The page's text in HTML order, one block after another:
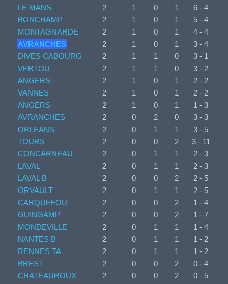
LE MANS
2 1 0 1
6 - 4
BONCHAMP
2 1 0 1
5 - 4
MONTAGNARDE
2 1 0 1
4 - 4
AVRANCHES
2 1 0 1
3 - 4
DIVES CABOURG
2 1 1 0
3 - 1
VERTOU
2 1 1 0
3 - 2
ANGERS
2 1 0 1
2 - 2
VANNES
2 1 0 1
2 - 2
ANGERS
2 1 0 1
1 - 3
AVRANCHES
2 0 2 0
3 - 3
ORLEANS
2 0 1 1
3 - 5
TOURS
2 0 0 2
3 - 11
CONCARNEAU
2 0 1 1
2 - 3
LAVAL
2 0 1 1
2 - 3
LAVAL B
2 0 0 2
2 - 5
ORVAULT
2 0 1 1
2 - 5
CARQUEFOU
2 0 0 2
1 - 4
GUINGAMP
2 0 0 2
1 - 7
MONDEVILLE
2 0 1 1
1 - 4
NANTES B
2 0 1 1
1 - 2
RENNES TA
2 0 1 1
1 - 2
BREST
2 0 0 2
0 - 4
CHATEAUROUX
2 0 0 2
0 - 5